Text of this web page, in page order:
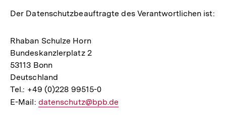
Der Datenschutzbeauftragte des Verantwortlichen ist:
Rhaban Schulze Horn
Bundeskanzlerplatz 2
53113 Bonn
Deutschland
Tel.: +49 (0)228 99515-0
E-Mail: E-
datenschutz@bpb.de